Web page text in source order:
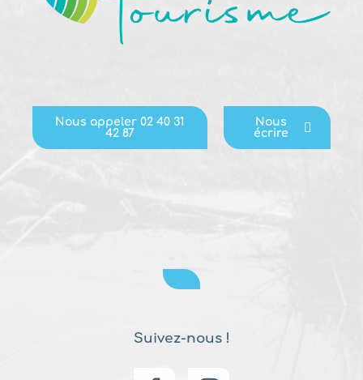
Nous appeler 02 40 31
42 87
Nous
écrire
Suivez-nous !